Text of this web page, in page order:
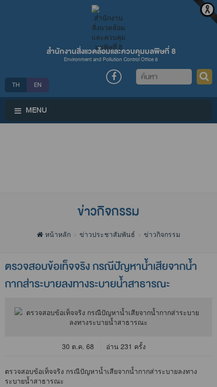
สำนักงานสิ่งแวดล้อมและควบคุมมลพิษที่ 8
Environment and Pollution Control Office 8
TH EN
ค้นหา
MENU
ข่าวกิจกรรม
หน้าหลัก ข่าวประชาสัมพันธ์ ข่าวกิจกรรม
ตรวจสอบข้อเท็จจริง กรณีปัญหาน้ำเสียจากน้ำ
กากส่าระบายลงทางระบายน้ำสาธารณะ
30 ต.ค. 68 อ่าน 231 ครั้ง
ตรวจสอบข้อเท็จจริง กรณีปัญหาน้ำเสียจากน้ำกากส่าระบายลงทาง
ระบายน้ำสาธารณะ